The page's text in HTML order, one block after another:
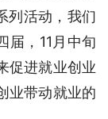
列活动，我们
届，11月中旬
促进就业创业
业带动就业的